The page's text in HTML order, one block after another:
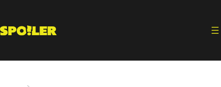
contenido